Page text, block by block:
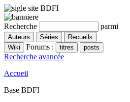
Recherche parmi
Forums :
Recherche avancée
Accueil
Base BDFI